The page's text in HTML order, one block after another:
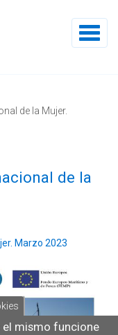
Toggle
de la Mujer.
de la
Marzo 2023
mismo funcione